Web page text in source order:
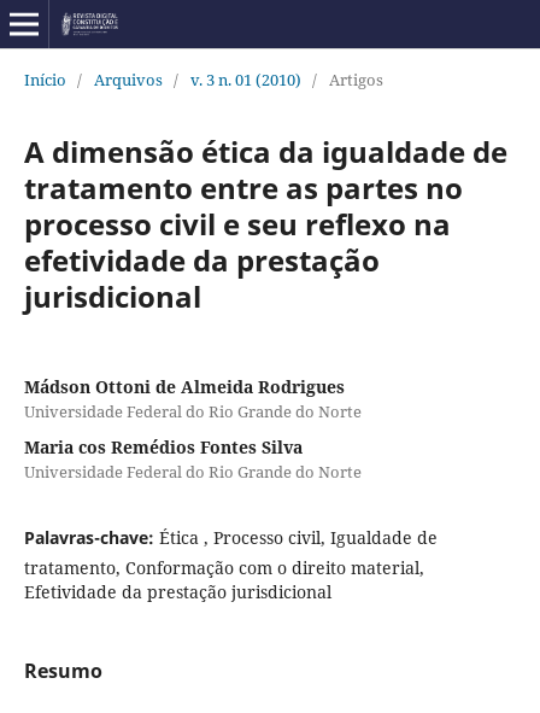
Início / Arquivos / v. 3 n. 01 (2010) / Artigos
A dimensão ética da igualdade de
tratamento entre as partes no
processo civil e seu reflexo na
efetividade da prestação
jurisdicional
Mádson Ottoni de Almeida Rodrigues
Universidade Federal do Rio Grande do Norte
Maria cos Remédios Fontes Silva
Universidade Federal do Rio Grande do Norte
Palavras-chave: Ética , Processo civil, Igualdade de
tratamento, Conformação com o direito material,
Efetividade da prestação jurisdicional
Resumo